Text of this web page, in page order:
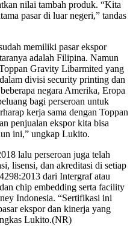
nilai tambah produk. “Kita
pasar di luar negeri,” tandas
memiliki pasar ekspor
adalah Filipina. Namun
Gravity Libarmited yang
divisi security printing dan
negara Amerika, Eropa
bagi perseroan untuk
kerja sama dengan Toppan
penjualan ekspor kita bisa
ini,” ungkap Lukito.
lalu perseroan juga telah
lisensi, dan akreditasi di setiap
dari Intergraf atau
chip embedding serta facility
Indonesia. “Sertifikasi ini
ekspor dan kinerja yang
Lukito.(NR)